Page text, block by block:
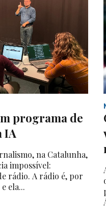
programa de
IA
na Catalunha,
impossível:
rádio. A rádio é, por
ela...